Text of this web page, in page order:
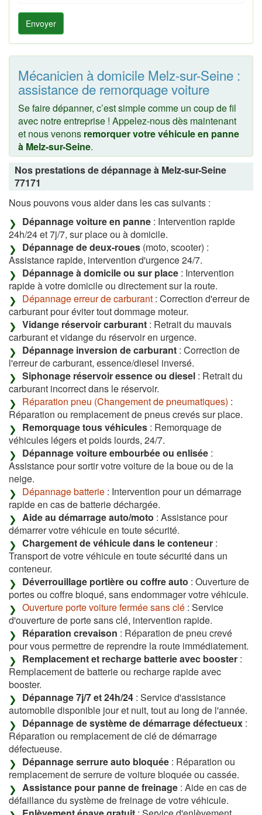
Envoyer
Mécanicien à domicile Melz-sur-Seine :
assistance de remorquage voiture
Se faire dépanner, c’est simple comme un coup de fil
avec notre entreprise ! Appelez-nous dès maintenant
et nous venons remorquer votre véhicule en panne
à Melz-sur-Seine.
Nos prestations de dépannage à Melz-sur-Seine
77171
Nous pouvons vous aider dans les cas suivants :
Dépannage voiture en panne : Intervention rapide
24h/24 et 7j/7, sur place ou à domicile.
Dépannage de deux-roues (moto, scooter) :
Assistance rapide, intervention d'urgence 24/7.
Dépannage à domicile ou sur place : Intervention
rapide à votre domicile ou directement sur la route.
Dépannage erreur de carburant : Correction d'erreur de
carburant pour éviter tout dommage moteur.
Vidange réservoir carburant : Retrait du mauvais
carburant et vidange du réservoir en urgence.
Dépannage inversion de carburant : Correction de
l'erreur de carburant, essence/diesel inversé.
Siphonage réservoir essence ou diesel : Retrait du
carburant incorrect dans le réservoir.
Réparation pneu (Changement de pneumatiques) :
Réparation ou remplacement de pneus crevés sur place.
Remorquage tous véhicules : Remorquage de
véhicules légers et poids lourds, 24/7.
Dépannage voiture embourbée ou enlisée :
Assistance pour sortir votre voiture de la boue ou de la
neige.
Dépannage batterie : Intervention pour un démarrage
rapide en cas de batterie déchargée.
Aide au démarrage auto/moto : Assistance pour
démarrer votre véhicule en toute sécurité.
Chargement de véhicule dans le conteneur :
Transport de votre véhicule en toute sécurité dans un
conteneur.
Déverrouillage portière ou coffre auto : Ouverture de
portes ou coffre bloqué, sans endommager votre véhicule.
Ouverture porte voiture fermée sans clé : Service
d'ouverture de porte sans clé, intervention rapide.
Réparation crevaison : Réparation de pneu crevé
pour vous permettre de reprendre la route immédiatement.
Remplacement et recharge batterie avec booster :
Remplacement de batterie ou recharge rapide avec
booster.
Dépannage 7j/7 et 24h/24 : Service d'assistance
automobile disponible jour et nuit, tout au long de l'année.
Dépannage de système de démarrage défectueux :
Réparation ou remplacement de clé de démarrage
défectueuse.
Dépannage serrure auto bloquée : Réparation ou
remplacement de serrure de voiture bloquée ou cassée.
Assistance pour panne de freinage : Aide en cas de
défaillance du système de freinage de votre véhicule.